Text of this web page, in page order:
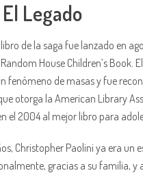
Legado
de la saga fue lanzado en
House Children’s Book.
fenómeno de masas y fue
otorga la American Library
el 2004 al mejor libro para
Christopher Paolini ya era un
gracias a su familia, y